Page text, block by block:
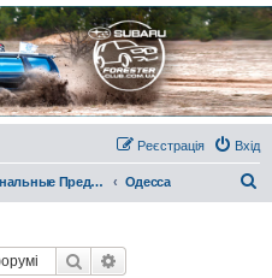
Клубные покатушки на природе и
и просто много общения с друзьями.
Вхід
Реєстрація
Региональные Представительства Одесса
Пошук